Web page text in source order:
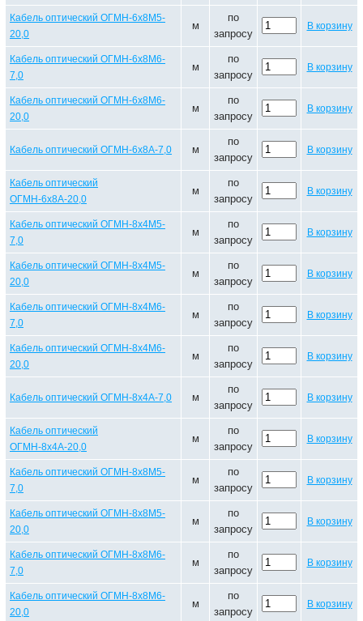
Кабель оптический ОГМН-6х8М5-
20,0
м
по
запросу
В корзину
Кабель оптический ОГМН-6х8М6-
7,0
м
по
запросу
В корзину
Кабель оптический ОГМН-6х8М6-
20,0
м
по
запросу
В корзину
Кабель оптический ОГМН-6х8А-7,0 м
по
запросу
В корзину
Кабель оптический
ОГМН-6х8А-20,0
м
по
запросу
В корзину
Кабель оптический ОГМН-8х4М5-
7,0
м
по
запросу
В корзину
Кабель оптический ОГМН-8х4М5-
20,0
м
по
запросу
В корзину
Кабель оптический ОГМН-8х4М6-
7,0
м
по
запросу
В корзину
Кабель оптический ОГМН-8х4М6-
20,0
м
по
запросу
В корзину
Кабель оптический ОГМН-8х4А-7,0 м
по
запросу
В корзину
Кабель оптический
ОГМН-8х4А-20,0
м
по
запросу
В корзину
Кабель оптический ОГМН-8х8М5-
7,0
м
по
запросу
В корзину
Кабель оптический ОГМН-8х8М5-
20,0
м
по
запросу
В корзину
Кабель оптический ОГМН-8х8М6-
7,0
м
по
запросу
В корзину
Кабель оптический ОГМН-8х8М6-
20,0
м
по
запросу
В корзину